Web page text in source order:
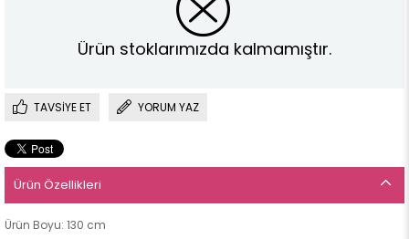
Ürün stoklarımızda kalmamıştır.
TAVSIYE ET YORUM YAZ
Ürün Özellikleri
Ürün Boyu: 130 cm